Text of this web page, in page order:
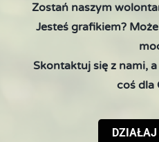
Zostań naszym
Jesteś grafikiem?
Skontaktuj się z nami,
coś dla